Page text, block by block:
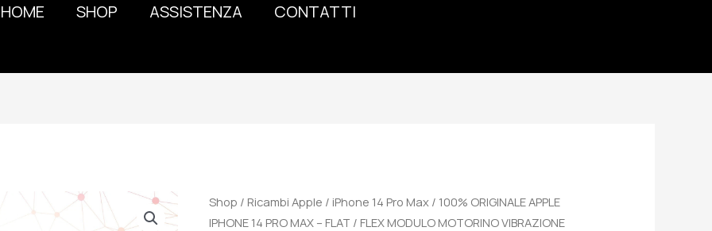
HOME SHOP ASSISTENZA CONTATTI
Shop / Ricambi Apple / iPhone 14 Pro Max / 100% ORIGINALE APPLE
IPHONE 14 PRO MAX – FLAT / FLEX MODULO MOTORINO VIBRAZIONE
100%
ORIGINALE